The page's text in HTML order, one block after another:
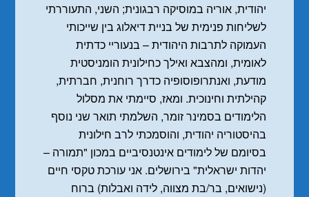
יהודית, אוריה במוסיקה רבגונית; השני, התעוררתי
לשליחות פנימית של בניית דיאלוג בין שייכותי
העמוקה לתרבות היהודית – בנעוריי כדתית
לאומית, ומהצבא ואילך כחילונית הומניסטית
מודעת, ואנתרופוסופיה כדרך רוחנית, חברתית,
קהילתית וחינוכית. ומאז, סיימתי את מסלול
הלימודים בסמינר זומר, השלמתי תואר שני נוסף
בהיסטוריה יהודית, והוסמכתי לרב חילונית
בסיומם של לימודים אינטנסיביים במכון "תמורה –
יהדות ישראלית" בירושלים. אני עורכת טקסי חיים
(נישואים, בר/בת מצווה, לידה ואבלות) ברוח